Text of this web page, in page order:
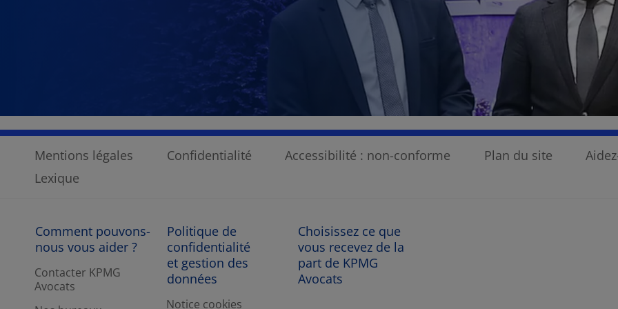
Mentions légales Confidentialité Accessibilité : non-conforme Plan du site
Lexique
Comment pouvons-
nous vous aider ?
Contacter KPMG
Avocats
Politique de
confidentialité
et gestion des
données
Notice cookies
Choisissez ce que
vous recevez de la
part de KPMG
Avocats